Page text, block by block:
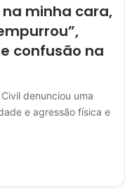
na minha cara,
confusão na
denunciou uma
e agressão física e